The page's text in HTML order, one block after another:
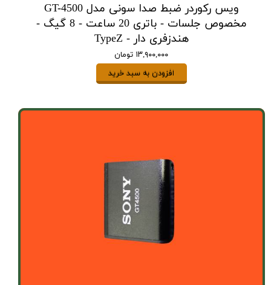
ویس رکوردر ضبط صدا سونی مدل GT-4500
مخصوص جلسات - باتری 20 ساعت - 8 گیگ -
هندزفری دار - TypeZ
۱۳,۹۰۰,۰۰۰ تومان
افزودن به سبد خرید